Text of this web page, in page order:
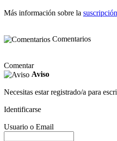
Más información sobre la
Comentarios
Comentar
Aviso
Necesitas estar registrado/a para
Identificarse
Usuario o Email